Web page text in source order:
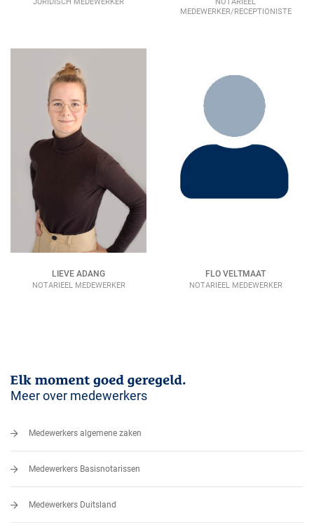
JURIDISCH MEDEWERKER
NOTARIEEL
MEDEWERKER/RECEPTIONISTE
LIEVE ADANG
NOTARIEEL MEDEWERKER
FLO VELTMAAT
NOTARIEEL MEDEWERKER
Meer over medewerkers
Medewerkers algemene zaken
Medewerkers Basisnotarissen
Medewerkers Duitsland